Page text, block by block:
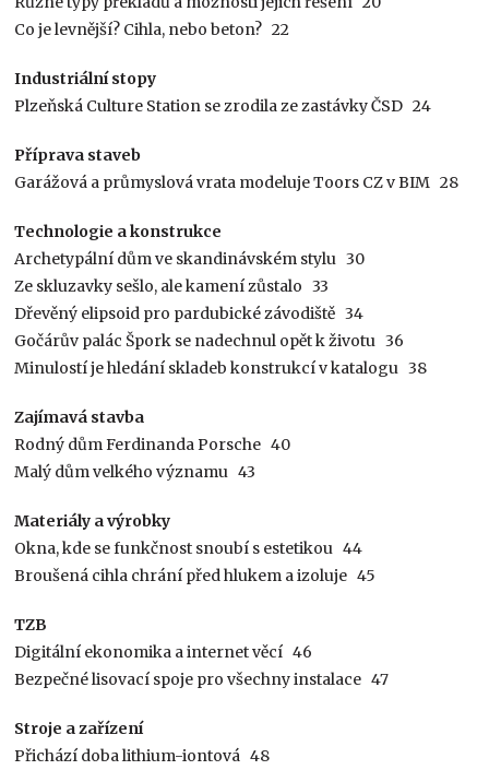
Co je levnější? Cihla, nebo beton? 22
Industriální stopy
Plzeňská Culture Station se zrodila ze zastávky ČSD 24
Příprava staveb
Garážová a průmyslová vrata modeluje Toors CZ v BIM 28
Technologie a konstrukce
Archetypální dům ve skandinávském stylu 30
Ze skluzavky sešlo, ale kamení zůstalo 33
Dřevěný elipsoid pro pardubické závodiště 34
Gočárův palác Špork se nadechnul opět k životu 36
Minulostí je hledání skladeb konstrukcí v katalogu 38
Zajímavá stavba
Rodný dům Ferdinanda Porsche 40
Malý dům velkého významu 43
Materiály a výrobky
Okna, kde se funkčnost snoubí s estetikou 44
Broušená cihla chrání před hlukem a izoluje 45
TZB
Digitální ekonomika a internet věcí 46
Bezpečné lisovací spoje pro všechny instalace 47
Stroje a zařízení
Přichází doba lithium-iontová 48